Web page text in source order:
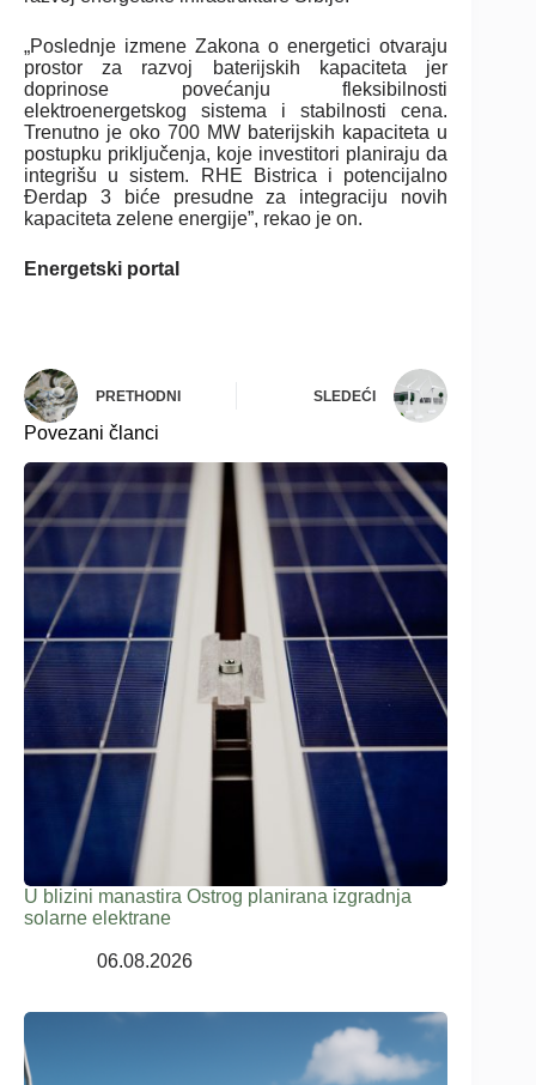
„Poslednje izmene Zakona o energetici otvaraju
prostor za razvoj baterijskih kapaciteta jer
doprinose povećanju fleksibilnosti
elektroenergetskog sistema i stabilnosti cena.
Trenutno je oko 700 MW baterijskih kapaciteta u
postupku priključenja, koje investitori planiraju da
integrišu u sistem. RHE Bistrica i potencijalno
Đerdap 3 biće presudne za integraciju novih
kapaciteta zelene energije”, rekao je on.
Energetski portal
PRETHODNI SLEDEĆI
Povezani članci
U blizini manastira Ostrog planirana izgradnja
solarne elektrane
06.08.2026